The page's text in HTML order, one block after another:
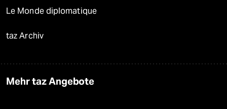
Le Monde diplomatique
taz Archiv
Mehr taz Angebote